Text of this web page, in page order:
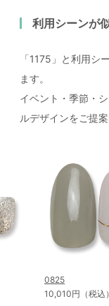
利用シーンが
「1175」と利用シ
ます。
イベント・季節・
ルデザインをご提案
0825
10,010円（税込）